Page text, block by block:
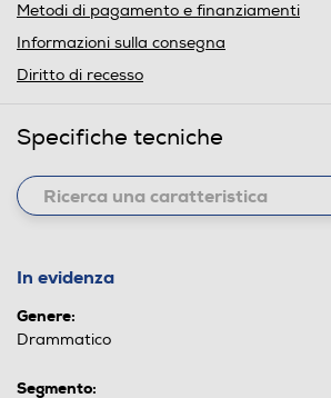
Metodi di pagamento e finanziamenti
Informazioni sulla consegna
Diritto di recesso
Specifiche tecniche
In evidenza
Genere:
Drammatico
Segmento: